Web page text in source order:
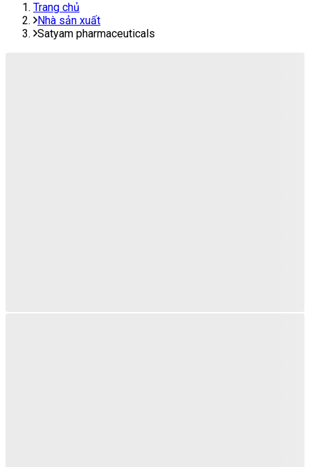
Trang chủ
Nhà sản xuất
Satyam pharmaceuticals